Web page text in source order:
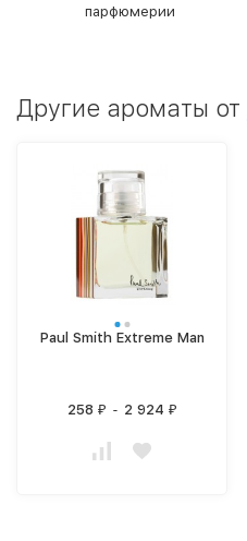
парфюмерии
Другие ароматы от
Paul Smith Extreme Man
258 ₽ - 2 924 ₽